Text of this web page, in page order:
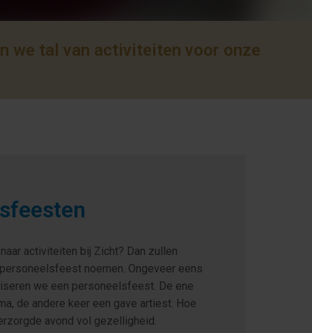
we tal van activiteiten voor onze
activiteiten bij Zicht? Dan zullen
noemen. Ongeveer eens
we een personeelsfeest. De ene
de andere keer een gave artiest. Hoe
avond vol gezelligheid.